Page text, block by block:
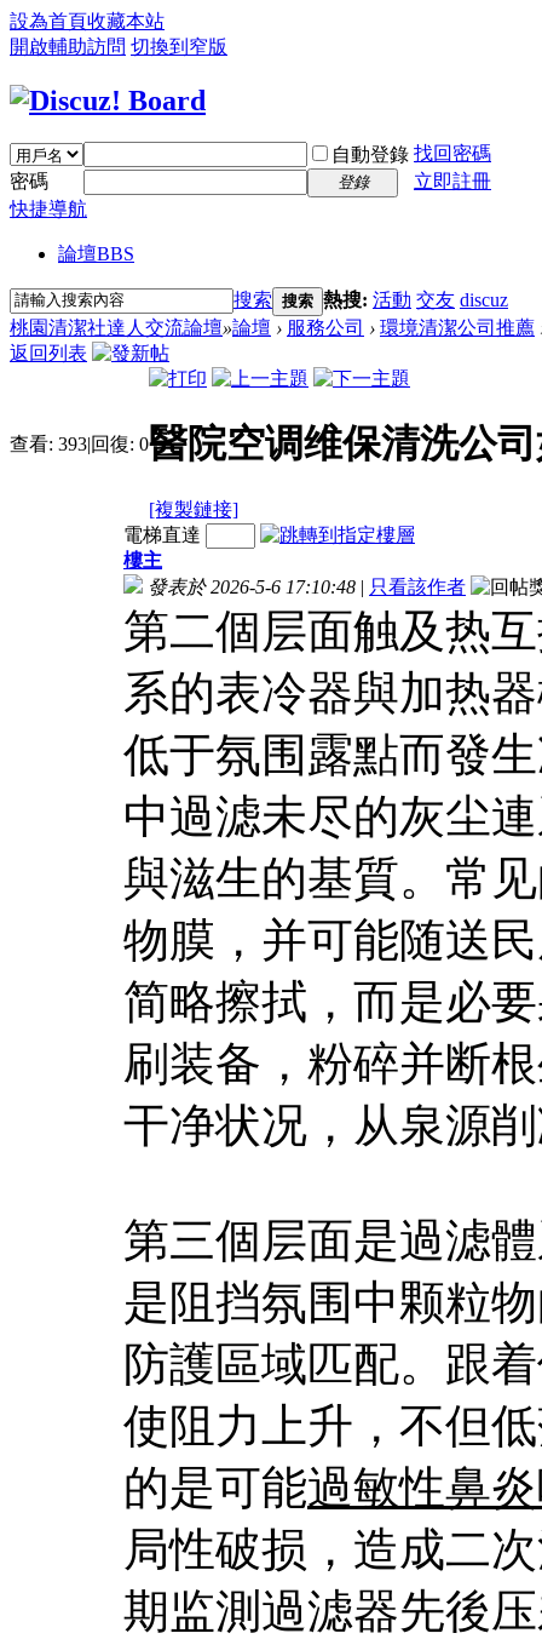
設為首頁收藏本站
開啟輔助訪問 切換到窄版
自動登錄 找回密碼
密碼
登錄
立即註冊
快捷導航
論壇BBS
搜索 搜索 熱搜: 活動 交友 discuz
桃園清潔社達人交流論壇»論壇 › 服務公司 › 環境清潔公司推薦
返回列表
查看: 393|回復: 0醫院空调维保清洗公
[複製鏈接]
電梯直達
樓主
發表於 2026-5-6 17:10:48 | 只看該作者
第二個层面触及热
系的表冷器與加热
低于氛围露點而發
中過滤未尽的灰尘
與滋生的基質。常
物膜，并可能随送
简略擦拭，而是必
刷装备，粉碎并断
干净状况，从泉源
第三個层面是過滤
是阻挡氛围中颗粒
防護區域匹配。跟
使阻力上升，不但
的是可能過敏性鼻
局性破损，造成二
期监測過滤器先後